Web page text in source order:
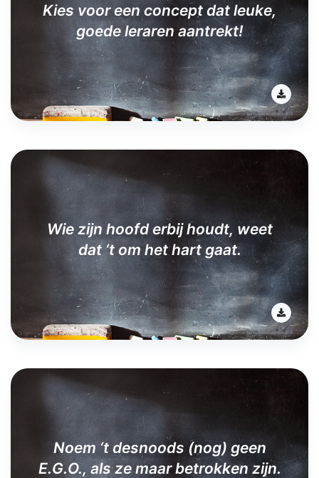
Kies voor een concept dat leuke,
goede leraren aantrekt!
Wie zijn hoofd erbij houdt, weet
dat ‘t om het hart gaat.
Noem ‘t desnoods (nog) geen
E.G.O., als ze maar betrokken zijn.